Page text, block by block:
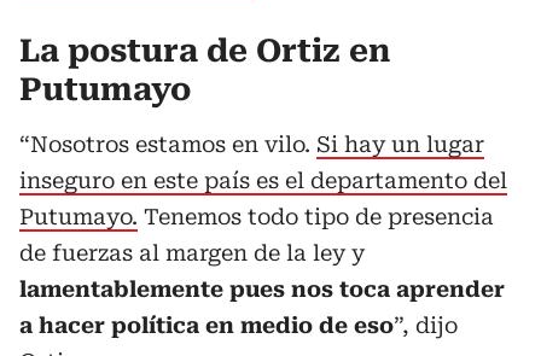
La postura de Ortiz en
Putumayo
“Nosotros estamos en vilo. Si hay un lugar
inseguro en este país es el departamento del
Putumayo. Tenemos todo tipo de presencia
de fuerzas al margen de la ley y
lamentablemente pues nos toca aprender
a hacer política en medio de eso”, dijo